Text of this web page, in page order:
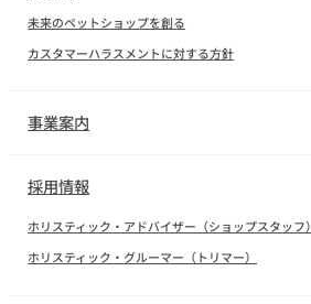
未来のペットショップを創る
カスタマーハラスメントに対する方針
事業案内
採用情報
ホリスティック・アドバイザー（ショップスタッフ）
ホリスティック・グルーマー（トリマー）